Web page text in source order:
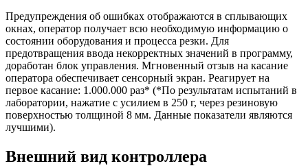
Предупреждения об ошибках отображаются в сплывающих
окнах, оператор получает всю необходимую информацию о
состоянии оборудования и процесса резки. Для
предотвращения ввода некорректных значений в программу,
доработан блок управления. Мгновенный отзыв на касание
оператора обеспечивает сенсорный экран. Реагирует на
первое касание: 1.000.000 раз* (*По результатам испытаний в
лаборатории, нажатие с усилием в 250 г, через резиновую
поверхностью толщиной 8 мм. Данные показатели являются
лучшими).
Внешний вид контроллера